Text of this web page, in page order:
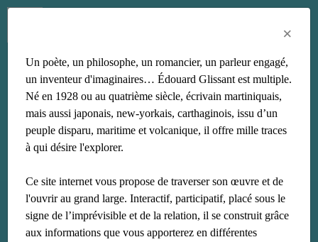
la lézarde
×
Un poète, un philosophe, un romancier, un parleur engagé,
un inventeur d'imaginaires… Édouard Glissant est multiple.
Né en 1928 ou au quatrième siècle, écrivain martiniquais,
mais aussi japonais, new-yorkais, carthaginois, issu d’un
peuple disparu, maritime et volcanique, il offre mille traces
à qui désire l'explorer.
Ce site internet vous propose de traverser son œuvre et de
l'ouvrir au grand large. Interactif, participatif, placé sous le
signe de l’imprévisible et de la relation, il se construit grâce
aux informations que vous apporterez en différentes